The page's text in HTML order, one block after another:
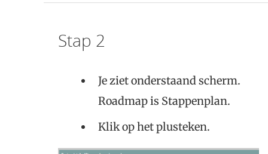
Stap 2
Je ziet onderstaand scherm.
Roadmap is Stappenplan.
Klik op het plusteken.